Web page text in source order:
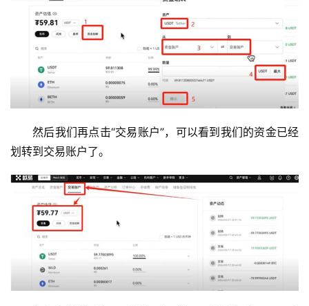
然后我们再点击“交易账户”，可以看到我们的资金已经
划转到交易账户了。